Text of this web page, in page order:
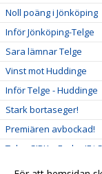
Noll poäng i Jönköping
Inför Jönköping-Telge
Sara lämnar Telge
Vinst mot Huddinge
Inför Telge - Huddinge
Stark bortaseger!
Premiären avbockad!
Telge SIBK – Endre IF i
Premiärmatch - Dam SSL